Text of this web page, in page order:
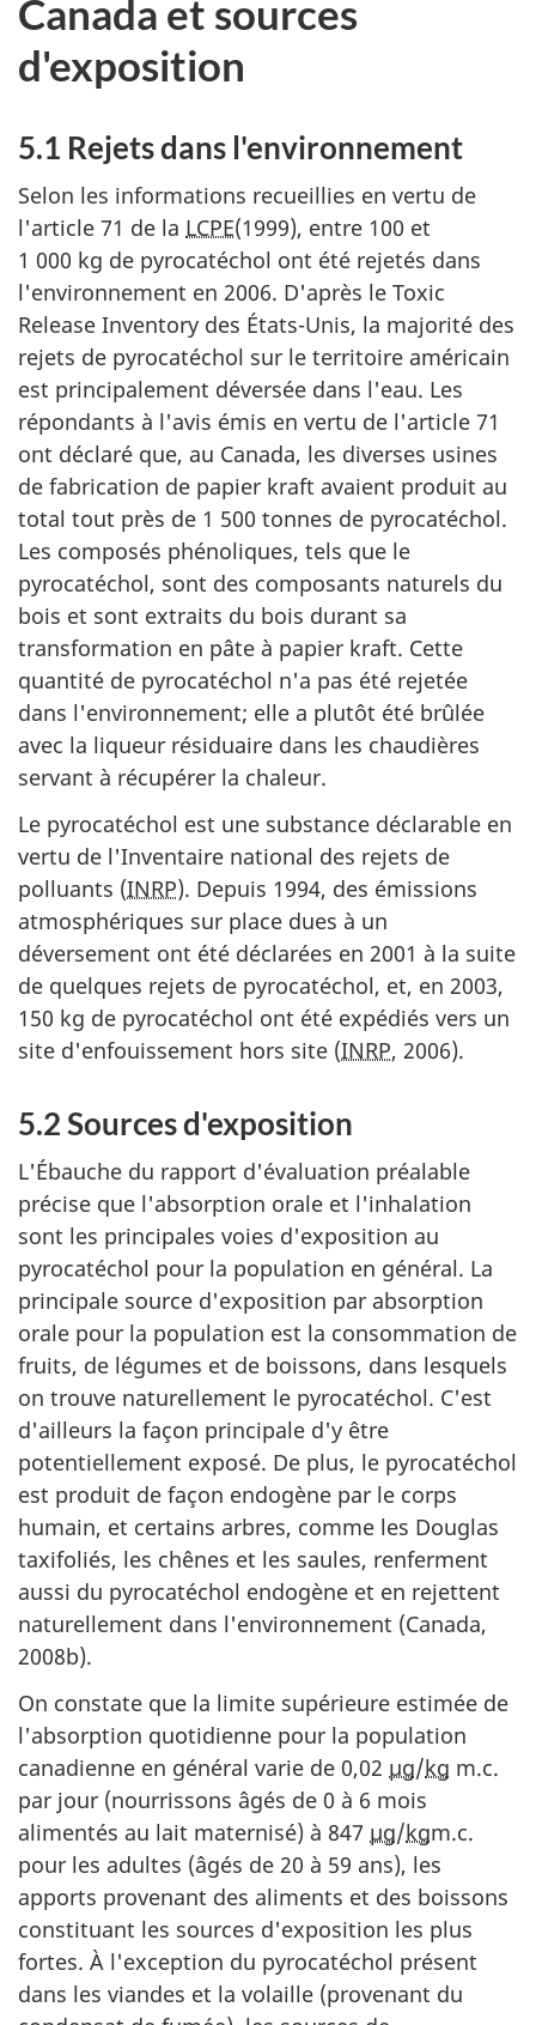
Canada et sources
d'exposition
5.1 Rejets dans l'environnement
Selon les informations recueillies en vertu de
l'article 71 de la LCPE(1999), entre 100 et
1 000 kg de pyrocatéchol ont été rejetés dans
l'environnement en 2006. D'après le Toxic
Release Inventory des États-Unis, la majorité des
rejets de pyrocatéchol sur le territoire américain
est principalement déversée dans l'eau. Les
répondants à l'avis émis en vertu de l'article 71
ont déclaré que, au Canada, les diverses usines
de fabrication de papier kraft avaient produit au
total tout près de 1 500 tonnes de pyrocatéchol.
Les composés phénoliques, tels que le
pyrocatéchol, sont des composants naturels du
bois et sont extraits du bois durant sa
transformation en pâte à papier kraft. Cette
quantité de pyrocatéchol n'a pas été rejetée
dans l'environnement; elle a plutôt été brûlée
avec la liqueur résiduaire dans les chaudières
servant à récupérer la chaleur.
Le pyrocatéchol est une substance déclarable en
vertu de l'Inventaire national des rejets de
polluants (INRP). Depuis 1994, des émissions
atmosphériques sur place dues à un
déversement ont été déclarées en 2001 à la suite
de quelques rejets de pyrocatéchol, et, en 2003,
150 kg de pyrocatéchol ont été expédiés vers un
site d'enfouissement hors site (INRP, 2006).
5.2 Sources d'exposition
L'Ébauche du rapport d'évaluation préalable
précise que l'absorption orale et l'inhalation
sont les principales voies d'exposition au
pyrocatéchol pour la population en général. La
principale source d'exposition par absorption
orale pour la population est la consommation de
fruits, de légumes et de boissons, dans lesquels
on trouve naturellement le pyrocatéchol. C'est
d'ailleurs la façon principale d'y être
potentiellement exposé. De plus, le pyrocatéchol
est produit de façon endogène par le corps
humain, et certains arbres, comme les Douglas
taxifoliés, les chênes et les saules, renferment
aussi du pyrocatéchol endogène et en rejettent
naturellement dans l'environnement (Canada,
2008b).
On constate que la limite supérieure estimée de
l'absorption quotidienne pour la population
canadienne en général varie de 0,02 µg/kg m.c.
par jour (nourrissons âgés de 0 à 6 mois
alimentés au lait maternisé) à 847 µg/kgm.c.
pour les adultes (âgés de 20 à 59 ans), les
apports provenant des aliments et des boissons
constituant les sources d'exposition les plus
fortes. À l'exception du pyrocatéchol présent
dans les viandes et la volaille (provenant du